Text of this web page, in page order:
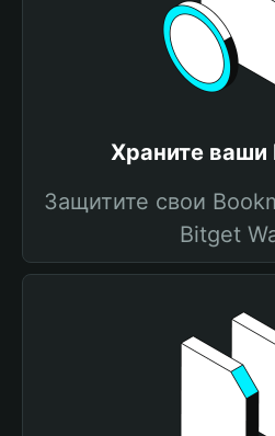
Храните ваши
Защитите свои
Bitget